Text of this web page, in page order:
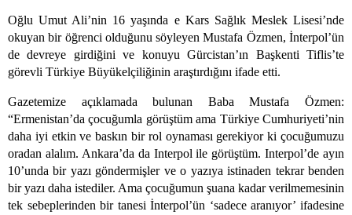
Oğlu Umut Ali’nin 16 yaşında e Kars Sağlık Meslek Lisesi’nde
okuyan bir öğrenci olduğunu söyleyen Mustafa Özmen, İnterpol’ün
de devreye girdiğini ve konuyu Gürcistan’ın Başkenti Tiflis’te
görevli Türkiye Büyükelçiliğinin araştırdığını ifade etti.
Gazetemize açıklamada bulunan Baba Mustafa Özmen:
“Ermenistan’da çocuğumla görüştüm ama Türkiye Cumhuriyeti’nin
daha iyi etkin ve baskın bir rol oynaması gerekiyor ki çocuğumuzu
oradan alalım. Ankara’da da Interpol ile görüştüm. Interpol’de ayın
10’unda bir yazı göndermişler ve o yazıya istinaden tekrar benden
bir yazı daha istediler. Ama çocuğumun şuana kadar verilmemesinin
tek sebeplerinden bir tanesi İnterpol’ün ‘sadece aranıyor’ ifadesine